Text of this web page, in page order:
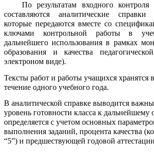
По результатам входного
составляются аналитические
которые передаются вместе со
ключами контрольной работы в
дальнейшего использования в рамках
образования и качества
электроном виде).
Тексты работ и работы учащихся хранятся
течение одного учебного года.
В аналитической справке выводится
уровень готовности класса к
определяется с учетом основных
выполнения заданий, процента качества
“5”) и предшествующей годовой